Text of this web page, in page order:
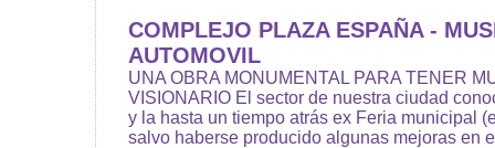
COMPLEJO PLAZA ESPAÑA -
AUTOMOVIL
UNA OBRA MONUMENTAL PARA TENER
VISIONARIO El sector de nuestra ciudad
y la hasta un tiempo atrás ex Feria municipal
salvo haberse producido algunas mejoras en